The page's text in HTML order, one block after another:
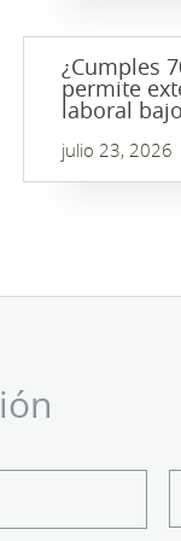
¿Cumples
permite
laboral
julio 23, 2026